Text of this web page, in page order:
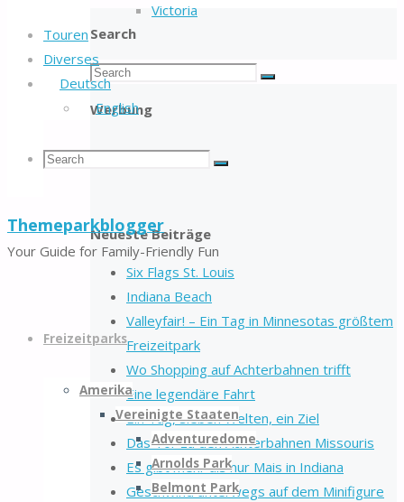
Victoria
Touren
Diverses
Deutsch
English
Search
Search
for:
Search
Themeparkblogger
Your Guide for Family-Friendly Fun
Freizeitparks
Amerika
Vereinigte Staaten
Adventuredome
Arnolds Park
Belmont Park
Search
Search
for:
Search
Werbung
Neueste Beiträge
Six Flags St. Louis
Indiana Beach
Valleyfair! – Ein Tag in Minnesotas größtem
Freizeitpark
Wo Shopping auf Achterbahnen trifft
Eine legendäre Fahrt
Ein Tag, sieben Welten, ein Ziel
Das Tor zu den Achterbahnen Missouris
Es gibt mehr als nur Mais in Indiana
Geschwind unterwegs auf dem Minifigure